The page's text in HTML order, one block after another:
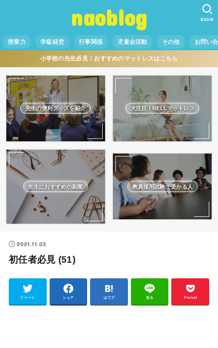
naoblog
授業力 学級経営 行事関係 児童会活動 その他 お問い
SEARCH
小学校の先生必見！おすすめのマットレスはこちら
先生の便利グッズを紹介 大注目！NELLマットレス
先生におすすめの副業 教員採用試験で受かる人
2021.11.05
初任者必見 (51)
ツイート シェア はてブ 送る Pocket